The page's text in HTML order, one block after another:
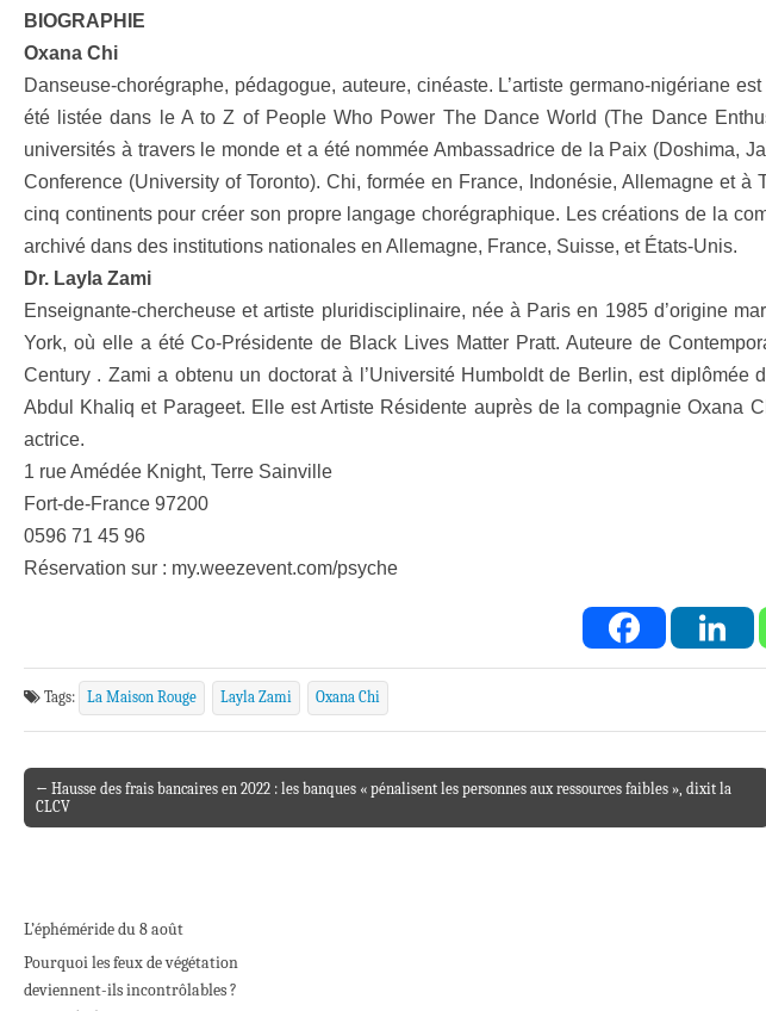
BIOGRAPHIE
Oxana Chi
Danseuse-chorégraphe, pédagogue, auteure, cinéaste. L’artiste germano-nigériane
été listée dans le A to Z of People Who Power The Dance World (The Dance
universités à travers le monde et a été nommée Ambassadrice de la Paix (Doshima,
Conference (University of Toronto). Chi, formée en France, Indonésie, Allemagne et
cinq continents pour créer son propre langage chorégraphique. Les créations de la
archivé dans des institutions nationales en Allemagne, France, Suisse, et États-Unis.
Dr. Layla Zami
Enseignante-chercheuse et artiste pluridisciplinaire, née à Paris en 1985 d’origine
York, où elle a été Co-Présidente de Black Lives Matter Pratt. Auteure de
Century . Zami a obtenu un doctorat à l’Université Humboldt de Berlin, est
Abdul Khaliq et Parageet. Elle est Artiste Résidente auprès de la compagnie Oxana
actrice.
1 rue Amédée Knight, Terre Sainville
Fort-de-France 97200
0596 71 45 96
Réservation sur : my.weezevent.com/psyche
Tags: La Maison Rouge Layla Zami Oxana Chi
Post navigation
← Hausse des frais bancaires en 2022 : les banques « pénalisent les personnes aux ressources faibles », dixit la
CLCV
L’éphéméride du 8 août
Pourquoi les feux de végétation
deviennent-ils incontrôlables ?